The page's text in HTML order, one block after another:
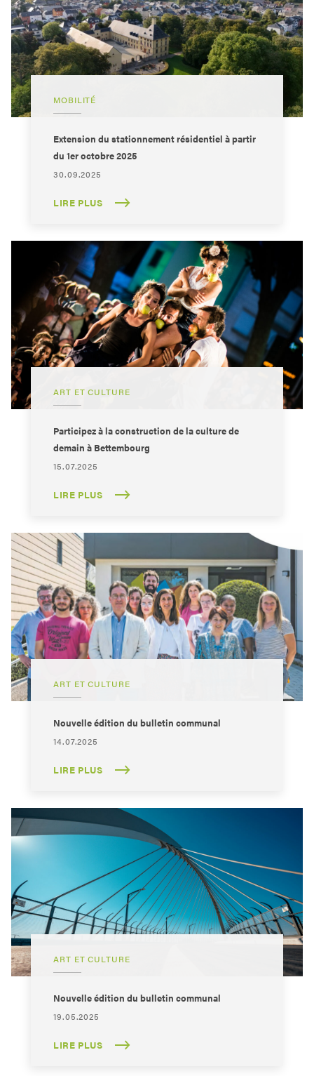
MOBILITÉ
Extension du stationnement résidentiel à partir
du 1er octobre 2025
30.09.2025
LIRE PLUS
ART ET CULTURE
Participez à la construction de la culture de
demain à Bettembourg
15.07.2025
LIRE PLUS
ART ET CULTURE
Nouvelle édition du bulletin communal
14.07.2025
LIRE PLUS
ART ET CULTURE
Nouvelle édition du bulletin communal
19.05.2025
LIRE PLUS